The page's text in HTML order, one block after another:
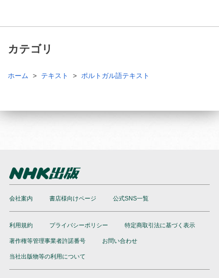
カテゴリ
ホーム テキスト ポルトガル語テキスト
会社案内 書店様向けページ 公式SNS一覧
利用規約 プライバシーポリシー 特定商取引法に基づく表示
著作権等管理事業者許諾番号 お問い合わせ
当社出版物等の利用について